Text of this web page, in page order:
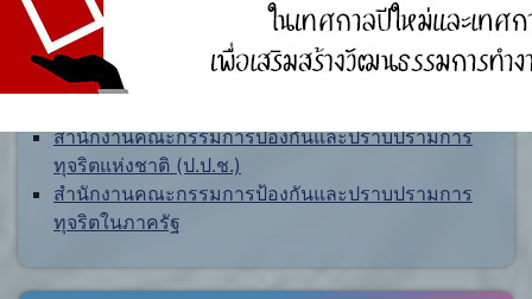
สำนักงานคณะกรรมการป้องกันและปราบปรามการ
ทุจริตแห่งชาติ (ป.ป.ช.)
สำนักงานคณะกรรมการป้องกันและปราบปรามการ
ทุจริตในภาครัฐ